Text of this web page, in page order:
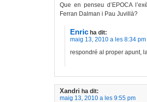
Que en penseu d’EPOCA
Ferran Dalman i Pau Juvillà?
Enric ha dit:
maig 13, 2010 a les 8:34 pm
respondré al proper apunt,
Xandri ha dit:
maig 13, 2010 a les 9:55 pm